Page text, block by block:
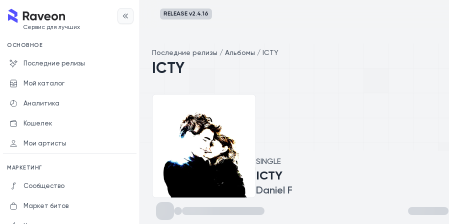
Сервис для лучших
ОСНОВНОЕ
Последние релизы
Мой каталог
Аналитика
Кошелек
Мои артисты
МАРКЕТИНГ
Сообщество
Маркет битов
RELEASE v2.4.16
Последние релизы / Альбомы / ICTY
ICTY
SINGLE
ICTY
Daniel F